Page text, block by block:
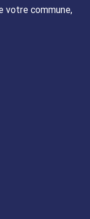
votre commune,